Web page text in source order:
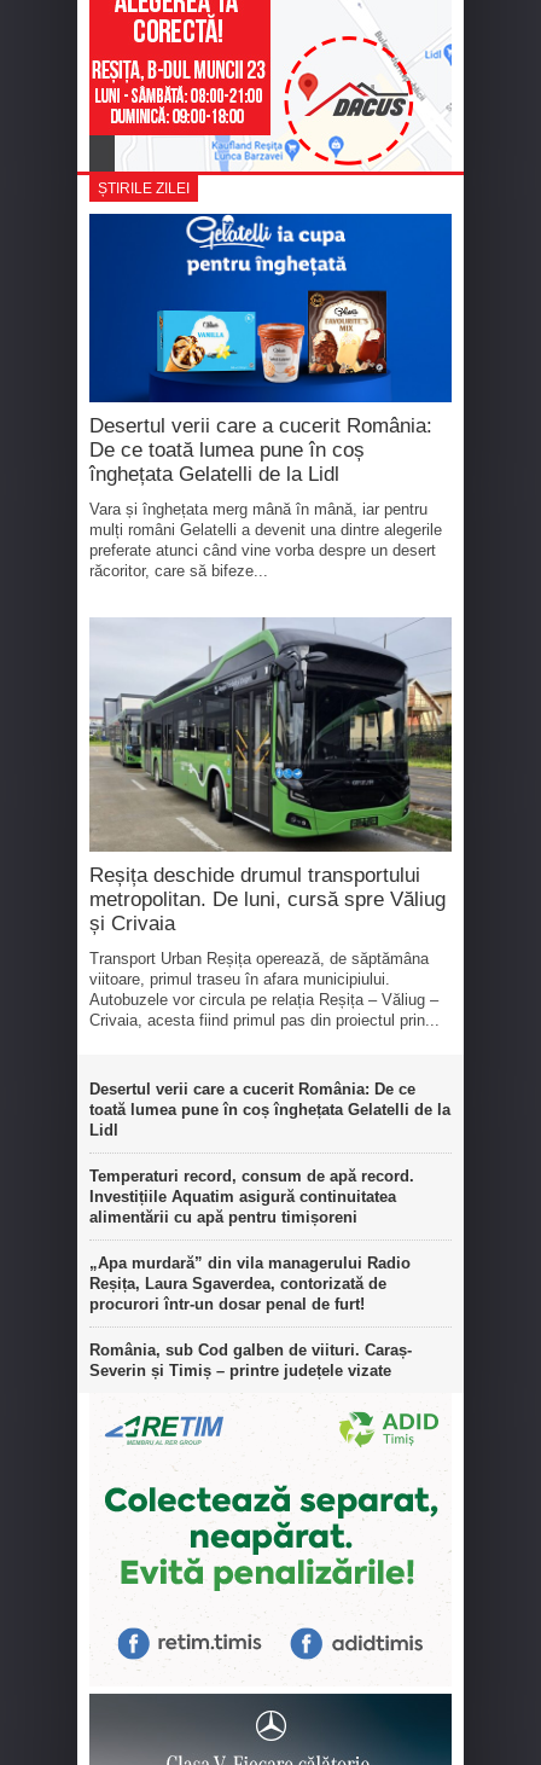
ȘTIRILE ZILEI
Desertul verii care a cucerit România:
De ce toată lumea pune în coș
înghețata Gelatelli de la Lidl
Vara și înghețata merg mână în mână, iar pentru
mulți români Gelatelli a devenit una dintre alegerile
preferate atunci când vine vorba despre un desert
răcoritor, care să bifeze...
Reșița deschide drumul transportului
metropolitan. De luni, cursă spre Văliug
și Crivaia
Transport Urban Reșița operează, de săptămâna
viitoare, primul traseu în afara municipiului.
Autobuzele vor circula pe relația Reșița – Văliug –
Crivaia, acesta fiind primul pas din proiectul prin...
Desertul verii care a cucerit România: De ce
toată lumea pune în coș înghețata Gelatelli de la
Lidl
Temperaturi record, consum de apă record.
Investițiile Aquatim asigură continuitatea
alimentării cu apă pentru timișoreni
„Apa murdară” din vila managerului Radio
Reșița, Laura Sgaverdea, contorizată de
procurori într-un dosar penal de furt!
România, sub Cod galben de viituri. Caraș-
Severin și Timiș – printre județele vizate